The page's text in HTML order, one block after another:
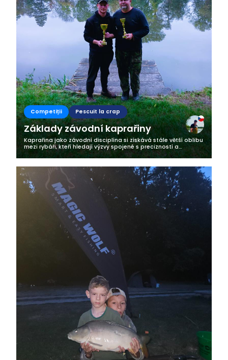
Competiții Pescuit la crap
Základy závodní kaprařiny
Kaprařina jako závodní disciplína si získává stále větší oblibu
mezi rybáři, kteří hledají výzvy spojené s precizností a
strategickým myšlením. Tyto závody jsou nejen o vytrvalosti,
ale především...